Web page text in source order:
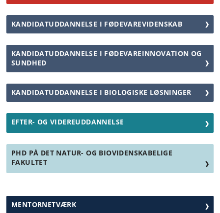
KANDIDATUDDANNELSE I FØDEVAREVIDENSKAB
KANDIDATUDDANNELSE I FØDEVAREINNOVATION OG
SUNDHED
KANDIDATUDDANNELSE I BIOLOGISKE LØSNINGER
EFTER- OG VIDEREUDDANNELSE
PHD PÅ DET NATUR- OG BIOVIDENSKABELIGE
FAKULTET
MENTORNETVÆRK